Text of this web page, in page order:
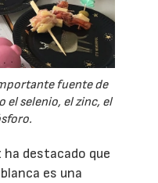
fuente de
el selenio, el zinc, el
destacado que
es una